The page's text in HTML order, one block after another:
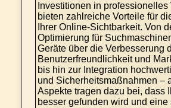
Investitionen in
bieten zahlreiche Vorteile für
Ihrer Online-Sichtbarkeit. Von
Optimierung für
Geräte über die Verbesserung
Benutzerfreundlichkeit und
bis hin zur Integration
und Sicherheitsmaßnahmen –
Aspekte tragen dazu bei, dass
besser gefunden wird und eine